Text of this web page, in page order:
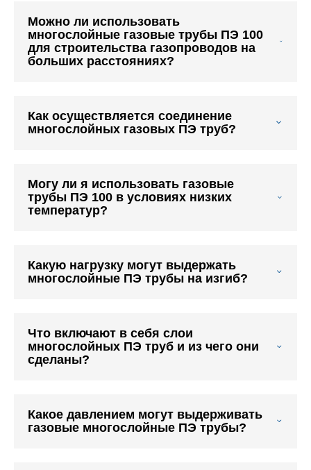
Можно ли использовать
многослойные газовые трубы ПЭ 100
для строительства газопроводов на
больших расстояниях?
Как осуществляется соединение
многослойных газовых ПЭ труб?
Могу ли я использовать газовые
трубы ПЭ 100 в условиях низких
температур?
Какую нагрузку могут выдержать
многослойные ПЭ трубы на изгиб?
Что включают в себя слои
многослойных ПЭ труб и из чего они
сделаны?
Какое давлением могут выдерживать
газовые многослойные ПЭ трубы?